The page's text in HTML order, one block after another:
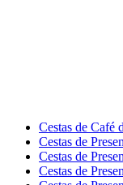
Cestas de Café
Cestas de
Cestas de
Cestas de